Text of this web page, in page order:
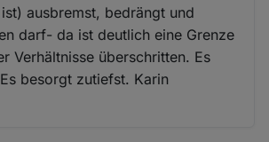
ausbremst, bedrängt und
darf- da ist deutlich eine Grenze
Verhältnisse überschritten. Es
besorgt zutiefst. Karin